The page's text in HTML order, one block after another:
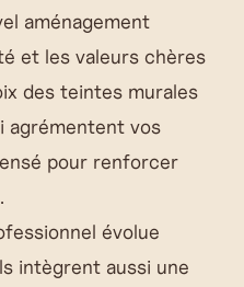
aménagement
et les valeurs chères
des teintes murales
agrémentent vos
pour renforcer
évolue
intègrent aussi une